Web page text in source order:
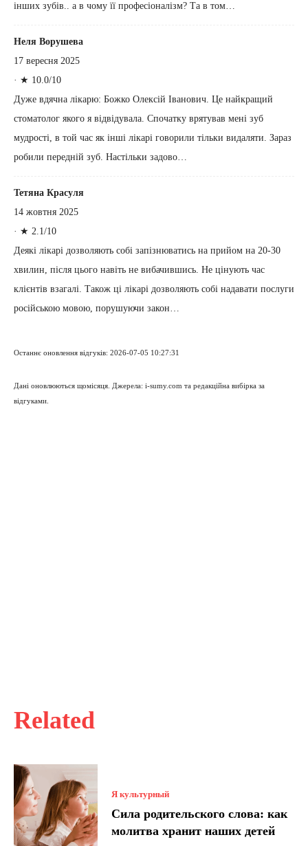
Related
Я культурный
Сила родительского слова: как
молитва хранит наших детей
інших зубів.. а в чому її професіоналізм? Та в том…
Неля Ворушева
17 вересня 2025
· ★ 10.0/10
Дуже вдячна лікарю: Божко Олексій Іванович. Це найкращий
стоматолог якого я відвідувала. Спочатку врятував мені зуб
мудрості, в той час як інші лікарі говорили тільки видаляти. Зараз
робили передній зуб. Настільки задово…
Тетяна Красуля
14 жовтня 2025
· ★ 2.1/10
Деякі лікарі дозволяють собі запізнюватись на прийом на 20-30
хвилин, після цього навіть не вибачившись. Не цінують час
клієнтів взагалі. Також ці лікарі дозволяють собі надавати послуги
російською мовою, порушуючи закон…
Останнє оновлення відгуків: 2026-07-05 10:27:31
Дані оновлюються щомісяця. Джерела: i-sumy.com та редакційна вибірка за
відгуками.